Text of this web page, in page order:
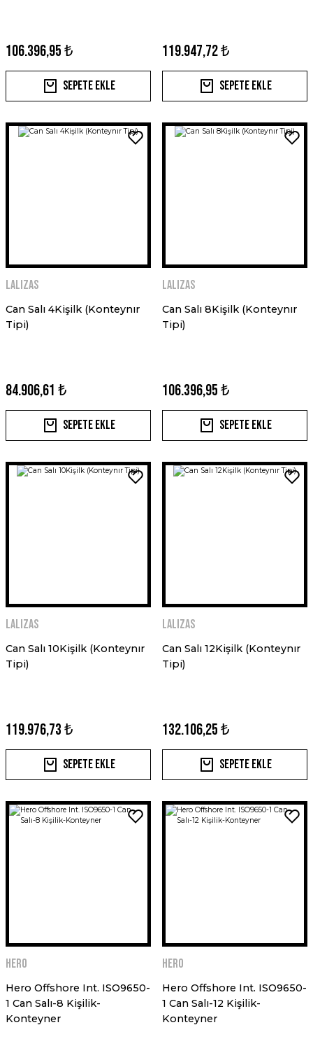
106.396,95 ₺
Sepete Ekle
119.947,72 ₺
Sepete Ekle
LALIZAS
Can Salı 4Kişilk (Konteynır
Tipi)
84.906,61 ₺
Sepete Ekle
LALIZAS
Can Salı 8Kişilk (Konteynır
Tipi)
106.396,95 ₺
Sepete Ekle
LALIZAS
Can Salı 10Kişilk (Konteynır
Tipi)
119.976,73 ₺
Sepete Ekle
LALIZAS
Can Salı 12Kişilk (Konteynır
Tipi)
132.106,25 ₺
Sepete Ekle
HERO
Hero Offshore Int. ISO9650-
1 Can Salı-8 Kişilik-
Konteyner
HERO
Hero Offshore Int. ISO9650-
1 Can Salı-12 Kişilik-
Konteyner